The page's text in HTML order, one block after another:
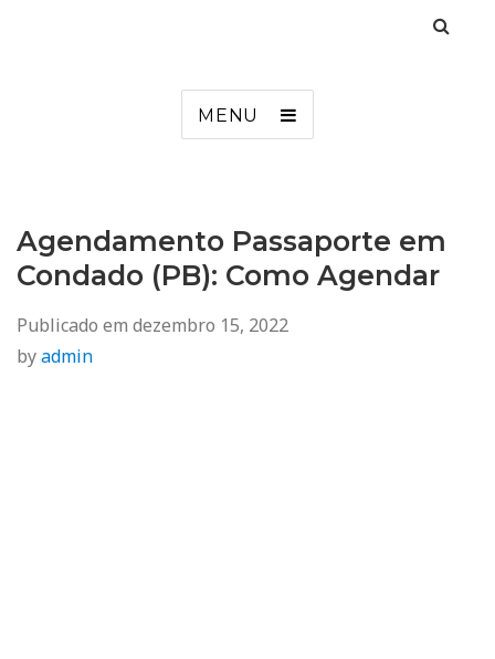
MENU
Agendamento Passaporte em
Condado (PB): Como Agendar
Publicado em dezembro 15, 2022
byadmin